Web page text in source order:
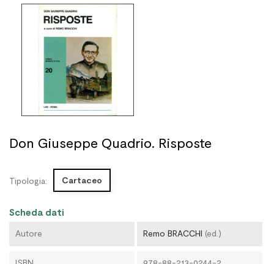
Don Giuseppe Quadrio. Risposte
Tipologia: Cartaceo
Scheda dati
Autore Remo BRACCHI (ed.)